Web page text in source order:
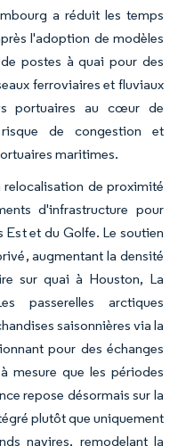
a réduit les temps
l'adoption de modèles
postes à quai pour des
ferroviaires et fluviaux
portuaires au cœur de
de congestion et
maritimes.
de proximité
d'infrastructure pour
Est et du Golfe. Le soutien
augmentant la densité
sur quai à Houston, La
passerelles arctiques
saisonnières via la
pour des échanges
mesure que les périodes
repose désormais sur la
plutôt que uniquement
navires, remodelant la